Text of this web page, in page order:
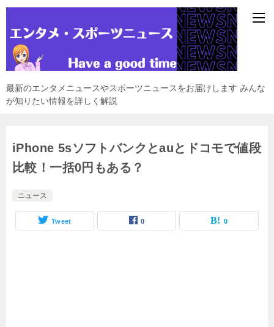
最新のエンタメニュースやスポーツニュースをお届けします みんな
が知りたい情報を詳しく解説
iPhone 5sソフトバンクとauとドコモで値段
比較！一括0円もある？
ニュース
Tweet 0 0